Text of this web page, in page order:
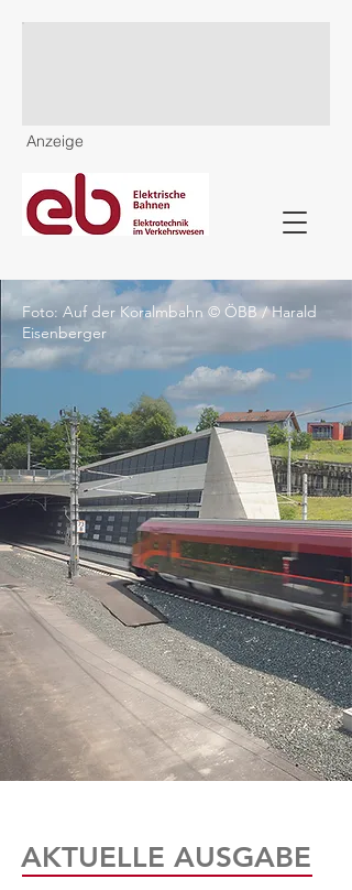
Anzeige
Foto: Auf der Koralmbahn © ÖBB / Harald
Eisenberger
AKTUELLE AUSGABE